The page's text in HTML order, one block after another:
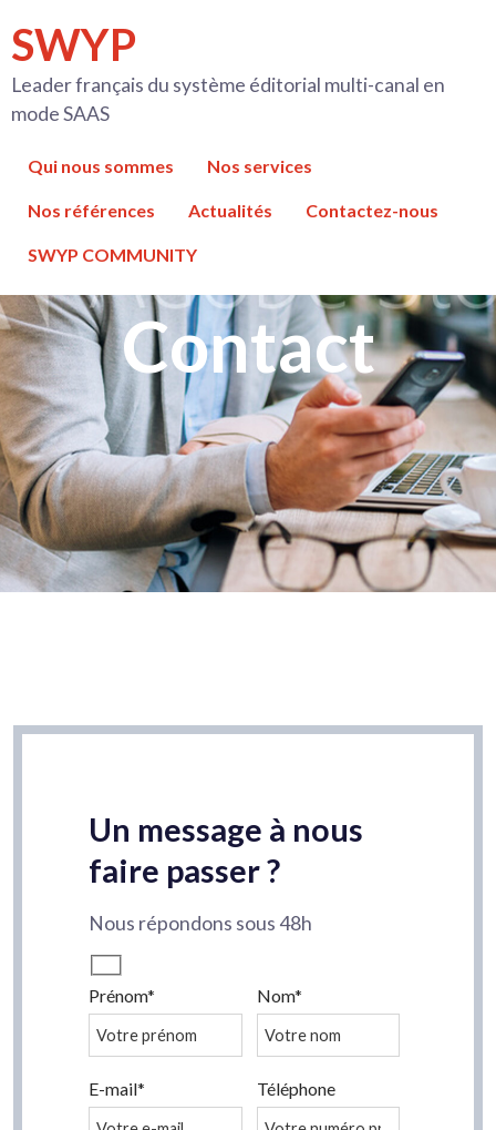
au
contenu
SWYP
Leader français du système éditorial multi-canal en
mode SAAS
Qui nous sommes Nos services
Nos références Actualités Contactez-nous
SWYP COMMUNITY
Contact
Un message à nous
faire passer ?
Nous répondons sous 48h
Prénom* Nom*
E-mail* Téléphone